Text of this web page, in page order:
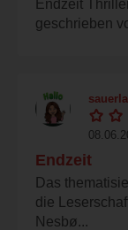
Endzeit
geschrieben
Endzeit
Das
die
Nesbø...